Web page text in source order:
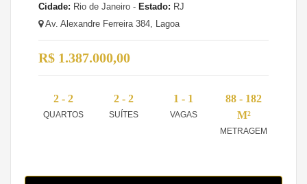
Cidade: Rio de Janeiro - Estado: RJ
Av. Alexandre Ferreira 384, Lagoa
R$ 1.387.000,00
2 - 2
QUARTOS
2 - 2
SUÍTES
1 - 1
VAGAS
88 - 182
M²
METRAGEM